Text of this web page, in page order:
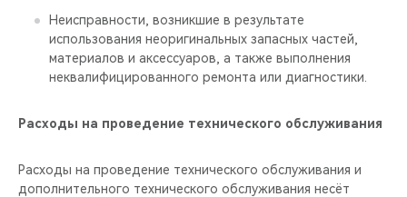
Неисправности, возникшие в результате
использования неоригинальных запасных частей,
материалов и аксессуаров, а также выполнения
неквалифицированного ремонта или диагностики.
Расходы на проведение технического обслуживания
Расходы на проведение технического обслуживания и
дополнительного технического обслуживания несёт